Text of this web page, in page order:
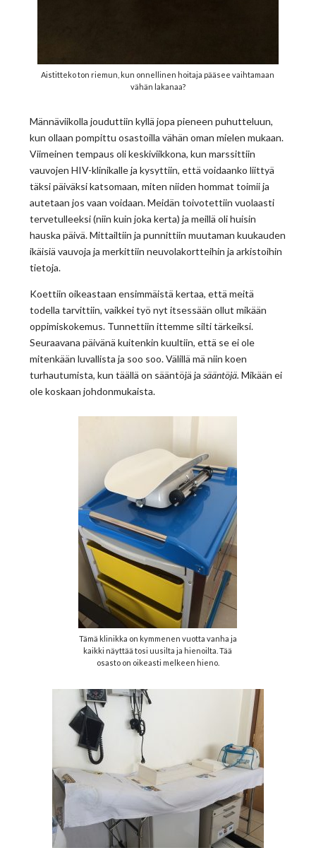
Aistitteko ton riemun, kun onnellinen hoitaja pääsee vaihtamaan
vähän lakanaa?
Männäviikolla jouduttiin kyllä jopa pieneen puhutteluun,
kun ollaan pompittu osastoilla vähän oman mielen mukaan.
Viimeinen tempaus oli keskiviikkona, kun marssittiin
vauvojen HIV-klinikalle ja kysyttiin, että voidaanko liittyä
täksi päiväksi katsomaan, miten niiden hommat toimii ja
autetaan jos vaan voidaan. Meidän toivotettiin vuolaasti
tervetulleeksi (niin kuin joka kerta) ja meillä oli huisin
hauska päivä. Mittailtiin ja punnittiin muutaman kuukauden
ikäisiä vauvoja ja merkittiin neuvolakortteihin ja arkistoihin
tietoja.
Koettiin oikeastaan ensimmäistä kertaa, että meitä
todella tarvittiin, vaikkei työ nyt itsessään ollut mikään
oppimiskokemus. Tunnettiin ittemme silti tärkeiksi.
Seuraavana päivänä kuitenkin kuultiin, että se ei ole
mitenkään luvallista ja soo soo. Välillä mä niin koen
turhautumista, kun täällä on sääntöjä jasääntöjä.Mikään ei
ole koskaan johdonmukaista.
Tämä klinikka on kymmenen vuotta vanha ja
kaikki näyttää tosi uusilta ja hienoilta. Tää
osasto on oikeasti melkeen hieno.